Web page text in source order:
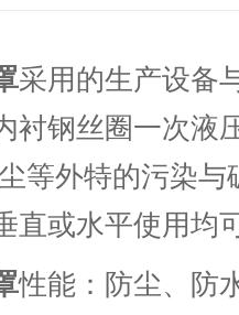
采用的生产设备
衬钢丝圈一次液
等外特的污染
直或水平使用均
性能：防尘、防